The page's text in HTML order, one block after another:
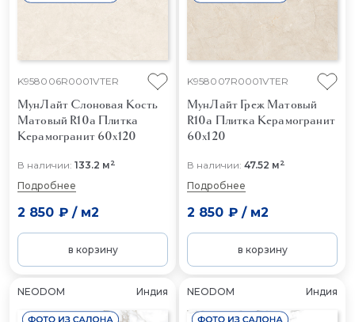
K958006R0001VTER
МунЛайт Слоновая Кость
Матовый R10a Плитка
Керамогранит 60x120
В наличии: 133.2 м2
Подробнее
2 850 ₽/ м2
в корзину
K958007R0001VTER
МунЛайт Греж Матовый
R10a Плитка Керамогранит
60x120
В наличии: 47.52 м2
Подробнее
2 850 ₽/ м2
в корзину
NEODOM Индия NEODOM Индия